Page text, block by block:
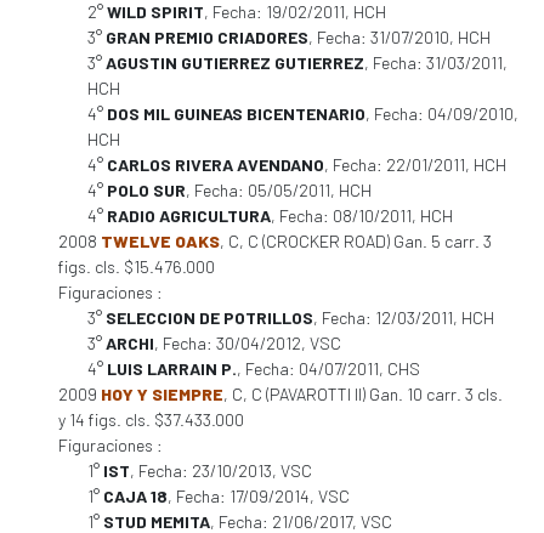
2°WILD SPIRIT, Fecha: 19/02/2011, HCH
3° GRAN PREMIO CRIADORES, Fecha: 31/07/2010, HCH
3°AGUSTIN GUTIERREZ GUTIERREZ, Fecha: 31/03/2011,
HCH
4° DOS MIL GUINEAS BICENTENARIO, Fecha: 04/09/2010,
HCH
4° CARLOS RIVERA AVENDANO, Fecha: 22/01/2011, HCH
4° POLO SUR, Fecha: 05/05/2011, HCH
4° RADIO AGRICULTURA, Fecha: 08/10/2011, HCH
2008 TWELVE OAKS, C, C (CROCKER ROAD) Gan. 5 carr. 3
figs. cls. $15.476.000
Figuraciones :
3° SELECCION DE POTRILLOS, Fecha: 12/03/2011, HCH
3°ARCHI, Fecha: 30/04/2012, VSC
4° LUIS LARRAIN P., Fecha: 04/07/2011, CHS
2009 HOY Y SIEMPRE, C, C (PAVAROTTI II) Gan. 10 carr. 3 cls.
y 14 figs. cls. $37.433.000
Figuraciones :
1° IST, Fecha: 23/10/2013, VSC
1° CAJA 18, Fecha: 17/09/2014, VSC
1° STUD MEMITA, Fecha: 21/06/2017, VSC